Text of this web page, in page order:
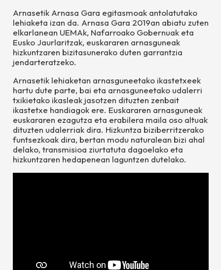
ArnasetikArnasa Gara egitasmoak antolatutako
lehiaketa izan da. Arnasa Gara 2019an abiatu zuten
elkarlanean UEMAk, Nafarroako Gobernuak eta
Eusko Jaurlaritzak, euskararen arnasguneak
hizkuntzaren bizitasunerako duten garrantzia
jendarteratzeko.
Arnasetiklehiaketan arnasguneetako ikastetxeek
hartu dute parte, bai eta arnasguneetako udalerri
txikietako ikasleak jasotzen dituzten zenbait
ikastetxe handiagok ere. Euskararen arnasguneak
euskararen ezagutza eta erabilera maila oso altuak
dituzten udalerriak dira. Hizkuntza biziberritzerako
funtsezkoak dira, bertan modu naturalean bizi ahal
delako, transmisioa ziurtatuta dagoelako eta
hizkuntzaren hedapenean laguntzen dutelako.